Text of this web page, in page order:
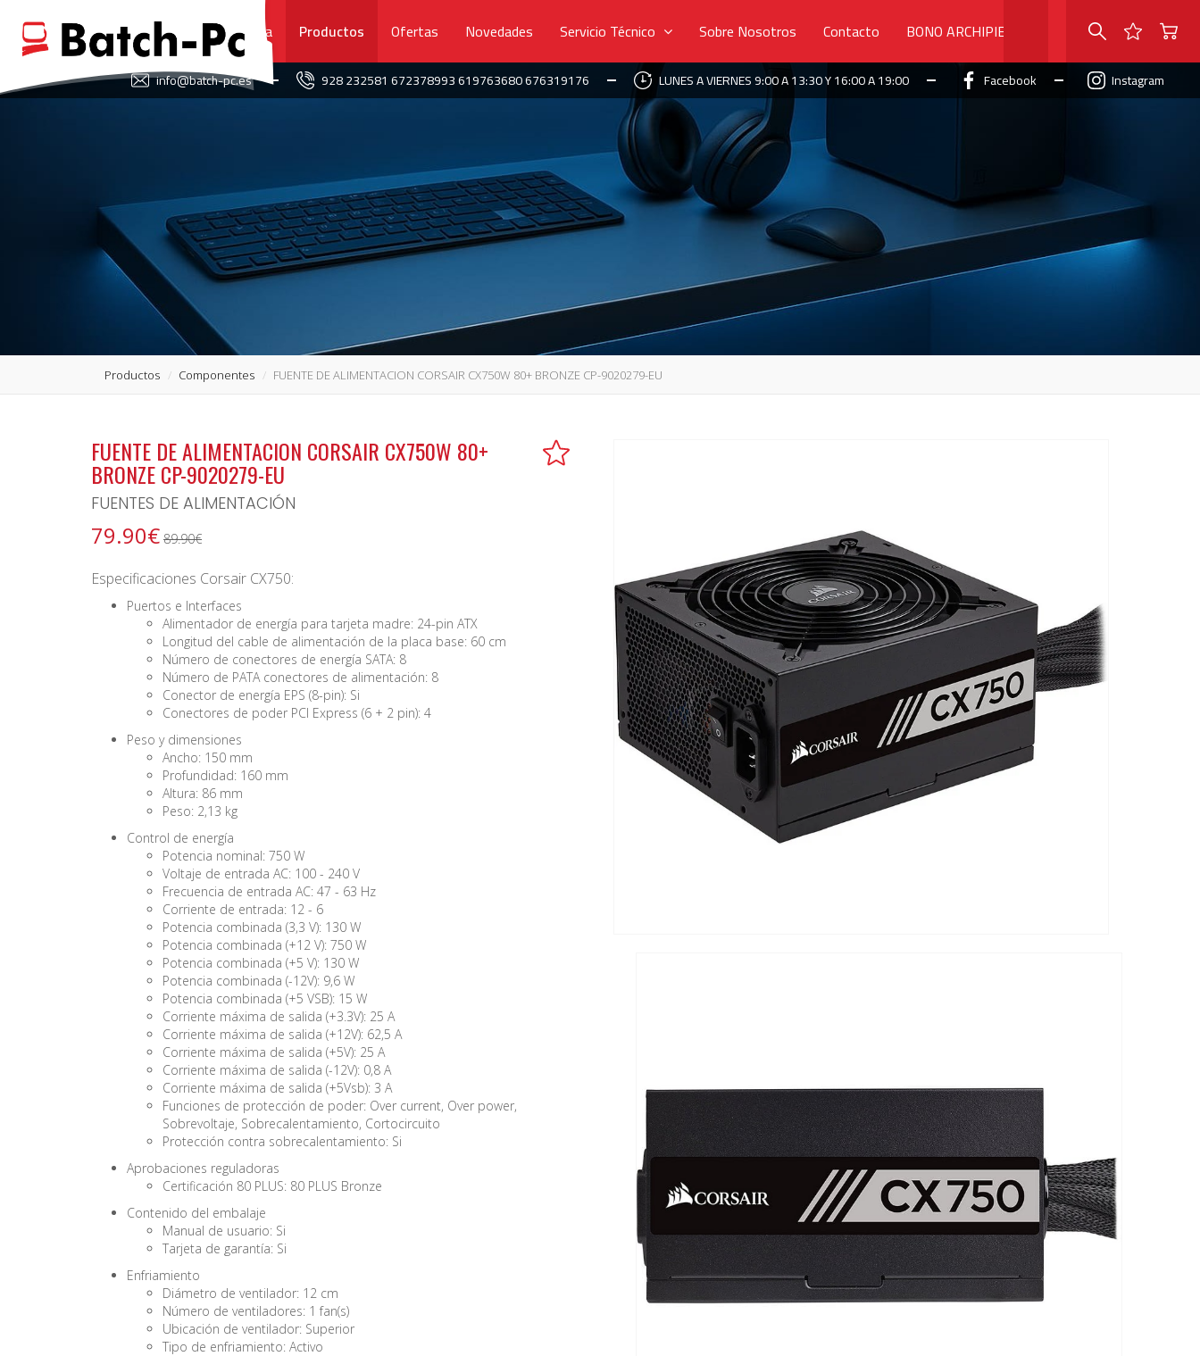
Portada Productos Ofertas Novedades Servicio Técnico Sobre Nosotros Contacto BONO ARCHIPIELAGO
info@batch-pc.es 928 232581 672378993 619763680 676319176 LUNES A VIERNES 9:00 A 13:30 Y 16:00 A 19:00 Facebook Instagram
Productos Componentes FUENTE DE ALIMENTACION CORSAIR CX750W 80+ BRONZE CP-9020279-EU
FUENTE DE ALIMENTACION CORSAIR CX750W 80+
BRONZE CP-9020279-EU
FUENTES DE ALIMENTACIÓN
79.90€ 89.90€
Especificaciones Corsair CX750:
Puertos e Interfaces
Alimentador de energía para tarjeta madre: 24-pin ATX
Longitud del cable de alimentación de la placa base: 60 cm
Número de conectores de energía SATA: 8
Número de PATA conectores de alimentación: 8
Conector de energía EPS (8-pin): Si
Conectores de poder PCI Express (6 + 2 pin): 4
Peso y dimensiones
Ancho: 150 mm
Profundidad: 160 mm
Altura: 86 mm
Peso: 2,13 kg
Control de energía
Potencia nominal: 750 W
Voltaje de entrada AC: 100 - 240 V
Frecuencia de entrada AC: 47 - 63 Hz
Corriente de entrada: 12 - 6
Potencia combinada (3,3 V): 130 W
Potencia combinada (+12 V): 750 W
Potencia combinada (+5 V): 130 W
Potencia combinada (-12V): 9,6 W
Potencia combinada (+5 VSB): 15 W
Corriente máxima de salida (+3.3V): 25 A
Corriente máxima de salida (+12V): 62,5 A
Corriente máxima de salida (+5V): 25 A
Corriente máxima de salida (-12V): 0,8 A
Corriente máxima de salida (+5Vsb): 3 A
Funciones de protección de poder: Over current, Over power,
Sobrevoltaje, Sobrecalentamiento, Cortocircuito
Protección contra sobrecalentamiento: Si
Aprobaciones reguladoras
Certificación 80 PLUS: 80 PLUS Bronze
Contenido del embalaje
Manual de usuario: Si
Tarjeta de garantía: Si
Enfriamiento
Diámetro de ventilador: 12 cm
Número de ventiladores: 1 fan(s)
Ubicación de ventilador: Superior
Tipo de enfriamiento: Activo
FAVORITOS